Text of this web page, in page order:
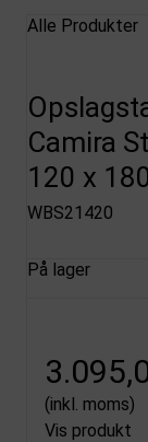
Alle Produkter
Camira
120 x
WBS21420
På lager
(inkl. moms)
Vis produkt